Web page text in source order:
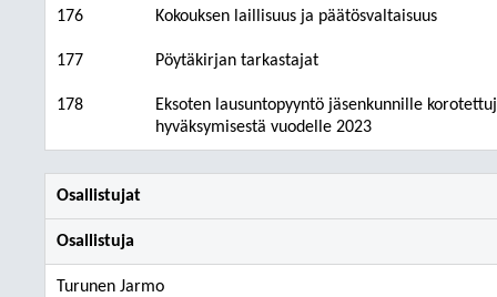
176 Kokouksen laillisuus ja päätösvaltaisuus
177 Pöytäkirjan tarkastajat
178
Eksoten lausuntopyyntö jäsenkunnille
hyväksymisestä vuodelle 2023
Osallistujat
Osallistuja
Turunen Jarmo